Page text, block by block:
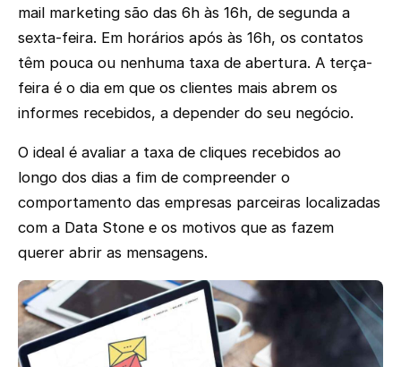
mail marketing são das 6h às 16h, de segunda a
sexta-feira. Em horários após às 16h, os contatos
têm pouca ou nenhuma taxa de abertura. A terça-
feira é o dia em que os clientes mais abrem os
informes recebidos, a depender do seu negócio.
O ideal é avaliar a taxa de cliques recebidos ao
longo dos dias a fim de compreender o
comportamento das empresas parceiras localizadas
com a Data Stone e os motivos que as fazem
querer abrir as mensagens.